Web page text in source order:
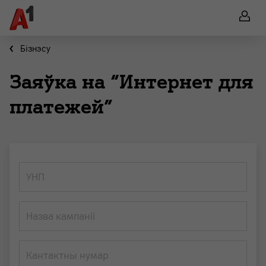
Бiзнэсу
Заяўка на “Интернет для
платежей”
УНП
Назва кампаніі
Кантактны нумар